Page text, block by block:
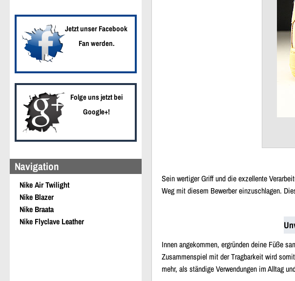
Jetzt unser Facebook
Fan werden.
Folge uns jetzt bei
Google+!
Navigation
Nike Air Twilight
Nike Blazer
Nike Braata
Nike Flyclave Leather
Sein wertiger Griff und die exzellente
Weg mit diesem Bewerber einzuschlagen.
Innen angekommen, ergründen deine Füße
Zusammenspiel mit der Tragbarkeit wird
mehr, als ständige Verwendungen im Alltag